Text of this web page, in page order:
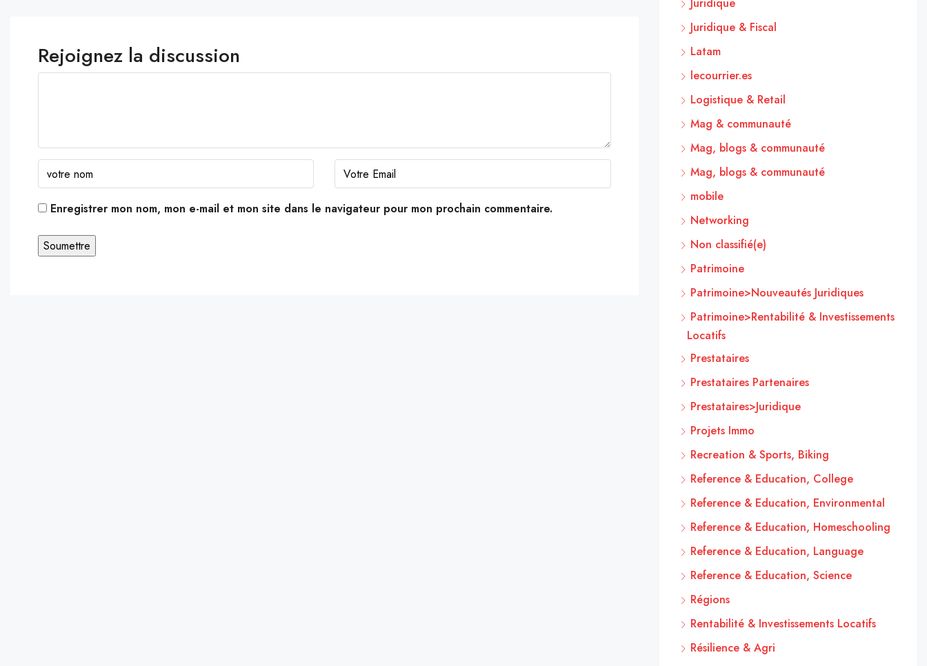
Rejoignez la discussion
Enregistrer mon nom, mon e-mail et mon site dans le navigateur pour mon prochain commentaire.
Juridique & Fiscal
Latam
lecourrier.es
Logistique & Retail
Mag & communauté
Mag, blogs & communauté
Mag, blogs & communauté
mobile
Networking
Non classifié(e)
Patrimoine
Patrimoine>Nouveautés Juridiques
Patrimoine>Rentabilité & Investissements
Locatifs
Prestataires
Prestataires Partenaires
Prestataires>Juridique
Projets Immo
Recreation & Sports, Biking
Reference & Education, College
Reference & Education, Environmental
Reference & Education, Homeschooling
Reference & Education, Language
Reference & Education, Science
Régions
Rentabilité & Investissements Locatifs
Résilience & Agri